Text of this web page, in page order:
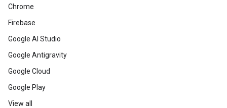
Chrome
Firebase
Google AI Studio
Google Antigravity
Google Cloud
Google Play
View all